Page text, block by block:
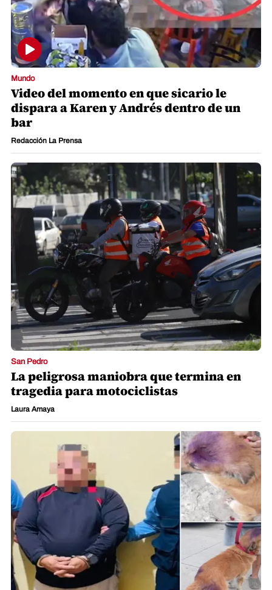
Mundo
Video del momento en que sicario le
dispara a Karen y Andrés dentro de un
bar
Redacción La Prensa
San Pedro
La peligrosa maniobra que termina en
tragedia para motociclistas
Laura Amaya